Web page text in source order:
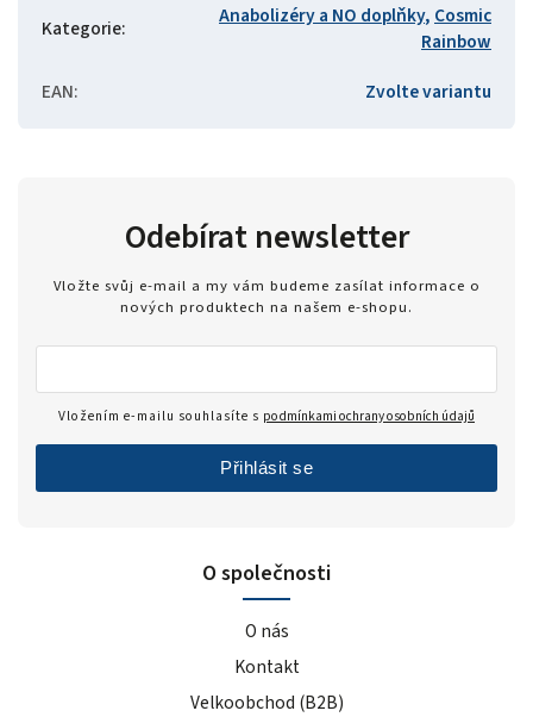
Kategorie: Anabolizéry a NO doplňky, Cosmic
Rainbow
EAN: Zvolte variantu
O společnosti
O nás
Kontakt
Velkoobchod (B2B)
Odebírat newsletter
Vložte svůj e-mail a my vám budeme zasílat informace o
nových produktech na našem e-shopu.
Vložením e-mailu souhlasíte s podmínkami ochrany osobních údajů
Přihlásit se